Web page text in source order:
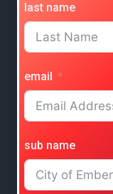
last name
email
sub name